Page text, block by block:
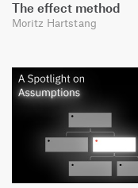
The effect method
Moritz Hartstang